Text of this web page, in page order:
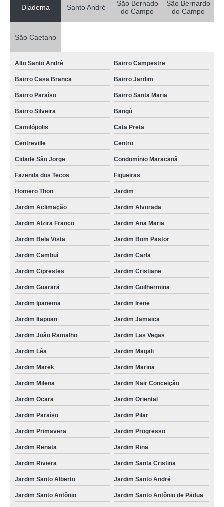
Diadema Santo André
São Bernado
do Campo
São Bernardo
do Campo
São Caetano
Alto Santo André Bairro Campestre
Bairro Casa Branca Bairro Jardim
Bairro Paraíso Bairro Santa Maria
Bairro Silveira Bangú
Camilópolis Cata Preta
Centreville Centro
Cidade São Jorge Condomínio Maracanã
Fazenda dos Tecos Figueiras
Homero Thon Jardim
Jardim Aclimação Jardim Alvorada
Jardim Alzira Franco Jardim Ana Maria
Jardim Bela Vista Jardim Bom Pastor
Jardim Cambuí Jardim Carla
Jardim Ciprestes Jardim Cristiane
Jardim Guarará Jardim Guilhermina
Jardim Ipanema Jardim Irene
Jardim Itapoan Jardim Jamaica
Jardim João Ramalho Jardim Las Vegas
Jardim Léa Jardim Magali
Jardim Marek Jardim Marina
Jardim Milena Jardim Nair Conceição
Jardim Ocara Jardim Oriental
Jardim Paraíso Jardim Pilar
Jardim Primavera Jardim Progresso
Jardim Renata Jardim Rina
Jardim Riviera Jardim Santa Cristina
Jardim Santo Alberto Jardim Santo André
Jardim Santo Antônio Jardim Santo Antônio de Pádua